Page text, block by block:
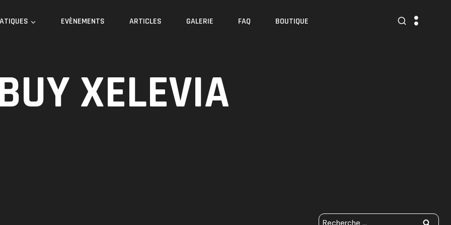
EVÈNEMENTS ARTICLES GALERIE FAQ BOUTIQUE
XELEVIA
R